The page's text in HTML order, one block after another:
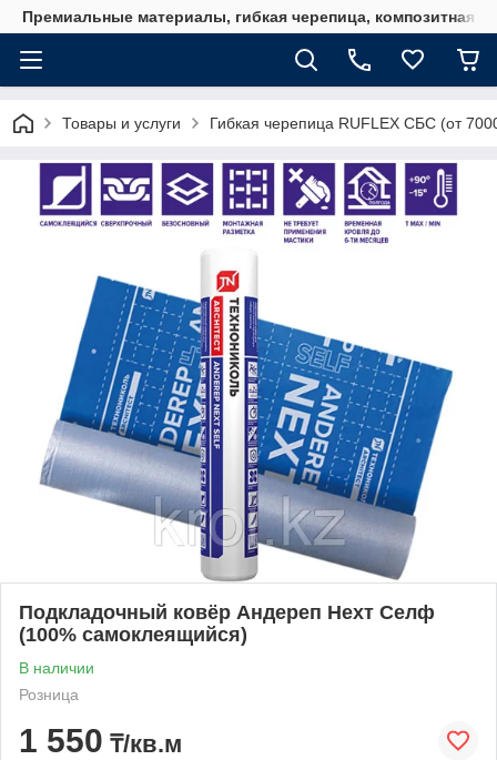
Премиальные материалы, гибкая черепица, композитная
Товары и услуги Гибкая черепица RUFLEX СБС (от
Подкладочный ковёр Андереп Нехт Селф
(100% самоклеящийся)
В наличии
Розница
1 550 ₸/кв.м